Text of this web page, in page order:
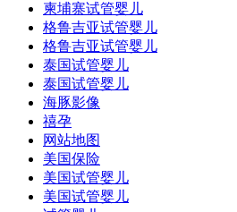
柬埔寨试管婴儿
格鲁吉亚试管婴儿
格鲁吉亚试管婴儿
泰国试管婴儿
泰国试管婴儿
海豚影像
禧孕
网站地图
美国保险
美国试管婴儿
美国试管婴儿